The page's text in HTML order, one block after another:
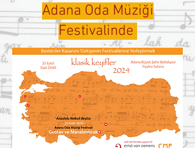
Adana Oda Müziği
Festivalinde